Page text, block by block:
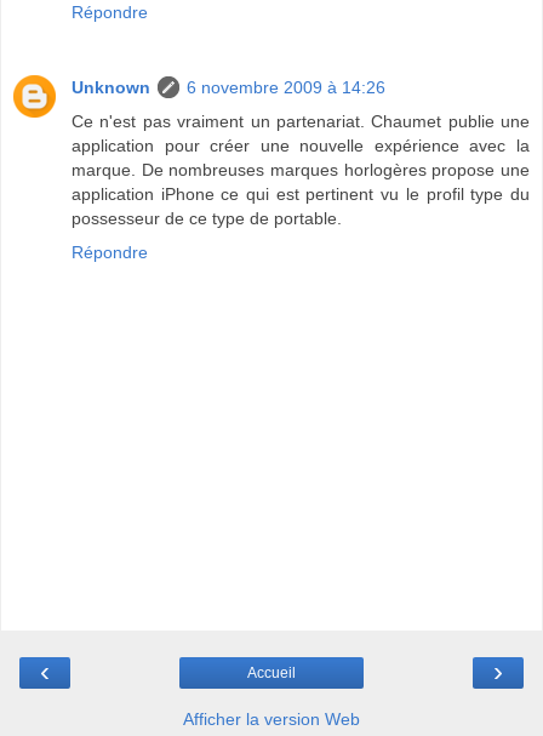
Répondre
Unknown
6 novembre 2009 à 14:26
Ce n'est pas vraiment un partenariat. Chaumet publie une
application pour créer une nouvelle expérience avec la
marque. De nombreuses marques horlogères propose une
application iPhone ce qui est pertinent vu le profil type du
possesseur de ce type de portable.
Répondre
‹ ›
Accueil
Afficher la version Web